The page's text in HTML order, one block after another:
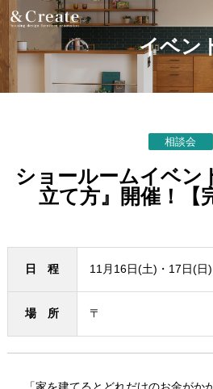
イベン
相談会
ショールームイベン
立て方』開催！【
日 程 11月16日(土)・17日(日
場 所 〒